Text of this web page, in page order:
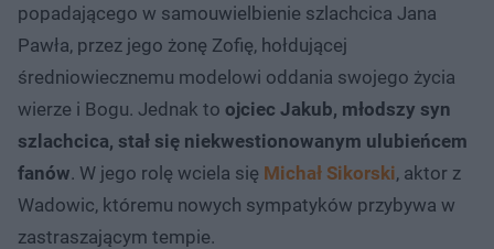
popadającego w samouwielbienie szlachcica Jana
Pawła, przez jego żonę Zofię, hołdującej
średniowiecznemu modelowi oddania swojego życia
wierze i Bogu. Jednak to ojciec Jakub, młodszy syn
szlachcica, stał się niekwestionowanym ulubieńcem
fanów. W jego rolę wciela się Michał Sikorski, aktor z
Wadowic, któremu nowych sympatyków przybywa w
zastraszającym tempie.